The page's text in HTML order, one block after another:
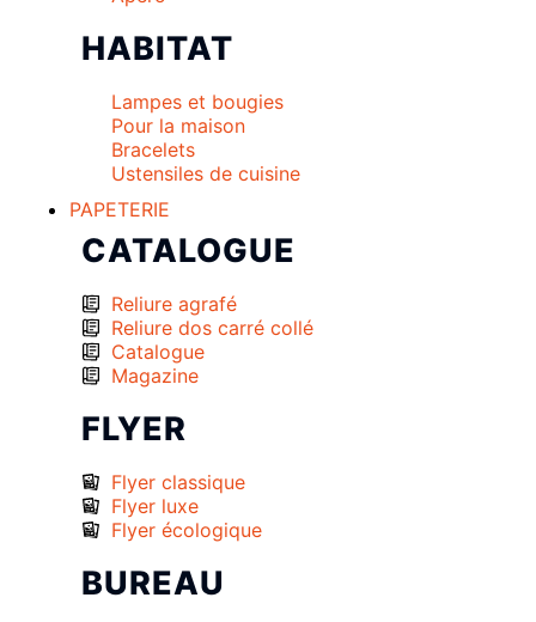
HABITAT
Lampes et bougies
Pour la maison
Bracelets
Ustensiles de cuisine
PAPETERIE
CATALOGUE
Reliure agrafé
Reliure dos carré collé
Catalogue
Magazine
FLYER
Flyer classique
Flyer luxe
Flyer écologique
BUREAU